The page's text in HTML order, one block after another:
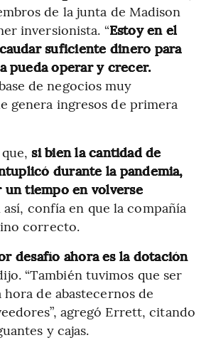
de la junta de Madison
inversionista. “Estoy en el
suficiente dinero para
pueda operar y crecer.
de negocios muy
genera ingresos de primera
si bien la cantidad de
durante la pandemia,
tiempo en volverse
así, confía en que la compañía
correcto.
desafío ahora es la dotación
“También tuvimos que ser
hora de abastecernos de
agregó Errett, citando
y cajas.